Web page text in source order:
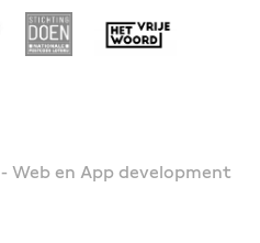
Web en App development